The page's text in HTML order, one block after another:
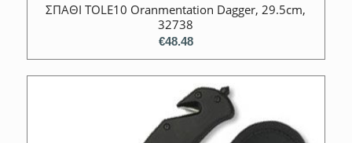
ΣΠΑΘΙ TOLE10 Oranmentation Dagger, 29.5cm,
32738
€48.48